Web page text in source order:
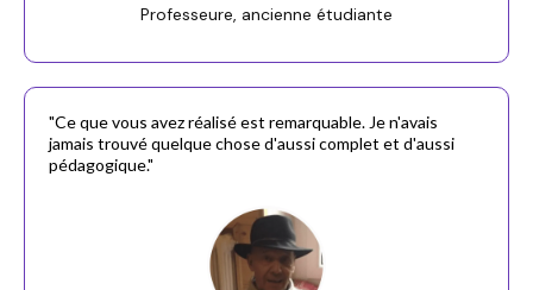
Professeure, ancienne étudiante
"Ce que vous avez réalisé est remarquable. Je n'avais
jamais trouvé quelque chose d'aussi complet et d'aussi
pédagogique."